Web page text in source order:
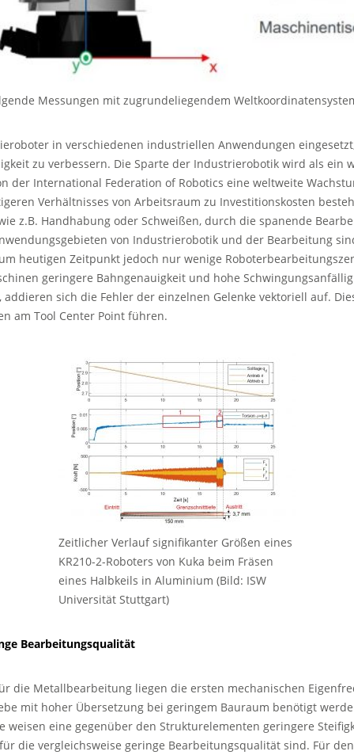
Messungen mit zugrundeliegendem
in verschiedenen industriellen Anwendungen
zu verbessern. Die Sparte der Industrierobotik wird als ein
der International Federation of Robotics eine weltweite
Verhältnisses von Arbeitsraum zu Investitionskosten
z.B. Handhabung oder Schweißen, durch die spanende
von Industrierobotik und der Bearbeitung
heutigen Zeitpunkt jedoch nur wenige
geringere Bahngenauigkeit und hohe
sich die Fehler der einzelnen Gelenke vektoriell auf.
am Tool Center Point führen.
Zeitlicher Verlauf signifikanter Größen eines
KR210-2-Roboters von Kuka beim Fräsen
eines Halbkeils in Aluminium (Bild: ISW
Universität Stuttgart)
Bearbeitungsqualität
die Metallbearbeitung liegen die ersten mechanischen
mit hoher Übersetzung bei geringem Bauraum benötigt
weisen eine gegenüber den Strukturelementen geringere
die vergleichsweise geringe Bearbeitungsqualität sind. Für